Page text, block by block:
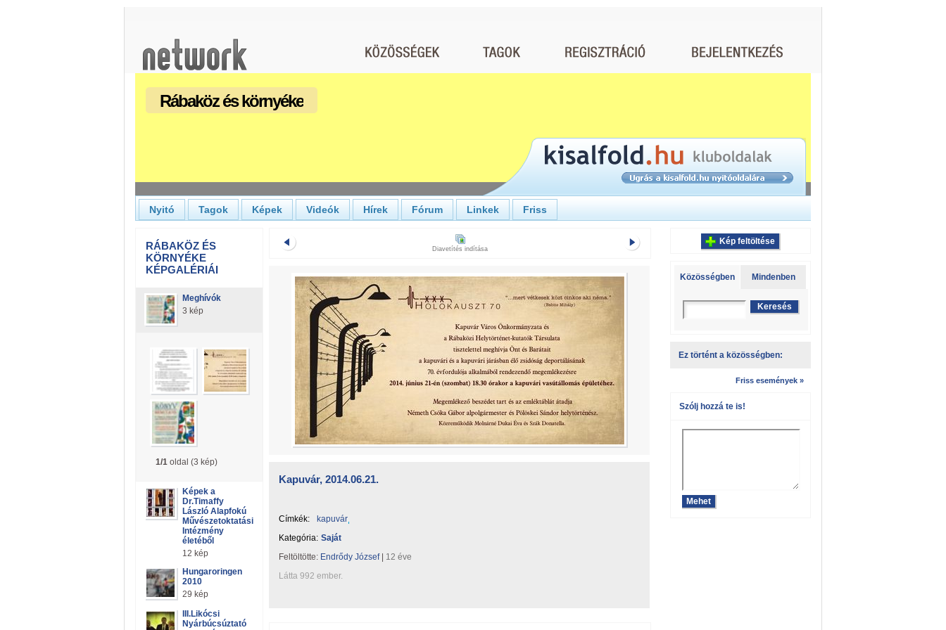
Rábaköz és környéke
Nyitó Tagok Képek Videók Hírek Fórum Linkek Friss
RÁBAKÖZ ÉS
KÖRNYÉKE
KÉPGALÉRIÁI
Meghívók
3 kép
1/1 oldal (3 kép)
Képek a
Dr.Timaffy
László Alapfokú
Művészetoktatási
Intézmény
életéből
12 kép
Hungaroringen
2010
29 kép
III.Likócsi
Nyárbúcsúztató
Diavetítés indítása
Kapuvár, 2014.06.21.
Címkék:
kapuvár
Kategória: Saját
Feltöltötte: Endrődy József
12 éve
Látta 992 ember.
Kép feltöltése
Közösségben Mindenben
Ez történt a közösségben:
Friss események »
Szólj hozzá te is!